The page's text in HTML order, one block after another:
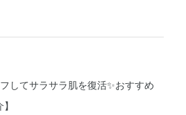
してサラサラ肌を復活✨おすすめ